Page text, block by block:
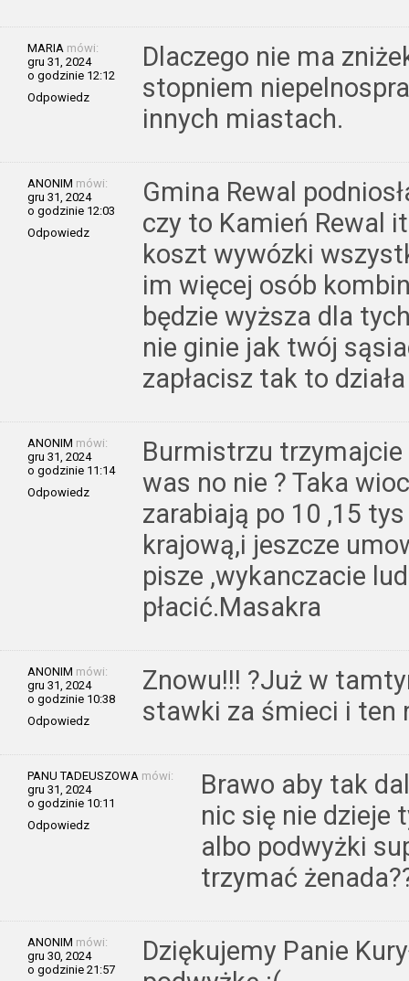
MARIA mówi:
gru 31, 2024
o godzinie 12:12
Odpowiedz
Dlaczego nie ma
stopniem
innych miastach.
ANONIM mówi:
gru 31, 2024
o godzinie 12:03
Odpowiedz
Gmina Rewal
czy to Kamień Rewal
koszt wywózki
im więcej osób
będzie wyższa dla
nie ginie jak twój
zapłacisz tak to działa
ANONIM mówi:
gru 31, 2024
o godzinie 11:14
Odpowiedz
Burmistrzu
was no nie ? Taka
zarabiają po 10 ,15
krajową,i jeszcze
pisze ,wykanczacie
płacić.Masakra
ANONIM mówi:
gru 31, 2024
o godzinie 10:38
Odpowiedz
Znowu!!! ?Już w
stawki za śmieci i ten
PANU TADEUSZOWA mówi:
gru 31, 2024
o godzinie 10:11
Odpowiedz
Brawo aby tak
nic się nie dzieje
albo podwyżki
trzymać
ANONIM mówi:
gru 30, 2024
o godzinie 21:57
Dziękujemy Panie